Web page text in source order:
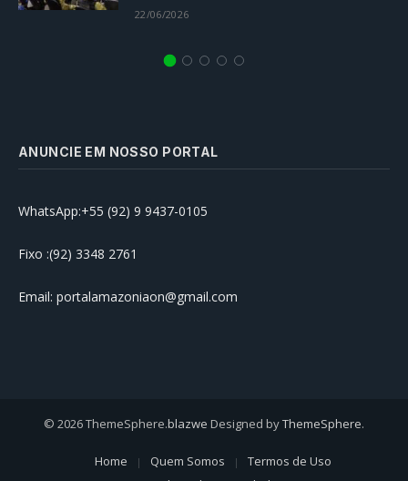
22/06/2026
ANUNCIE EM NOSSO PORTAL
WhatsApp:+55 (92) 9 9437-0105
Fixo :(92) 3348 2761
Email: portalamazoniaon@gmail.com
© 2026 ThemeSphere.blazwe Designed byThemeSphere.
Home Quem Somos
Termos de Uso